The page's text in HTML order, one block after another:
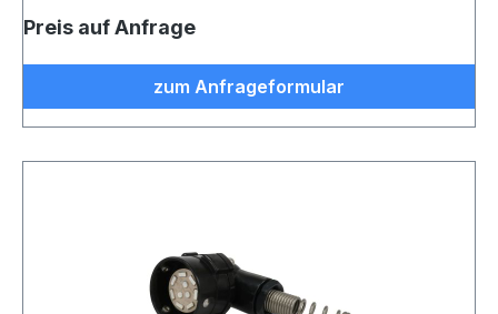
Preis auf Anfrage
zum Anfrageformular